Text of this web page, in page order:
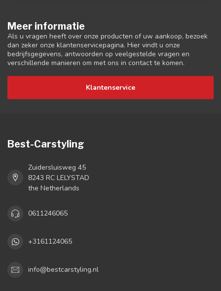
Meer informatie
Als u vragen heeft over onze producten of uw aankoop, bezoek
dan zeker onze klantenservicepagina. Hier vindt u onze
bedrijfsgegevens, antwoorden op veelgestelde vragen en
verschillende manieren om met ons in contact te komen.
Klantenservice
Best-Carstyling
Zuidersluisweg 45
8243 RC LELYSTAD
the Netherlands
0611246065
+3161124065
info@bestcarstyling.nl